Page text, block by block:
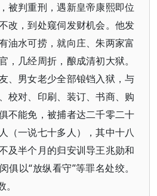
被判重刑，遇新皇帝康熙即位
改，到处窥伺发财机会。他发
油水可捞，就向庄、朱两家富
，几经周折，酿成清初大狱。
、男女老少全部锒铛入狱，与
校对、印刷、装订、书商、购
不能免，被捕者达二千零二十
（一说七十多人），其中十八
及半个月的归安训导王兆勋和
俱以“放纵看守”等罪名处绞。